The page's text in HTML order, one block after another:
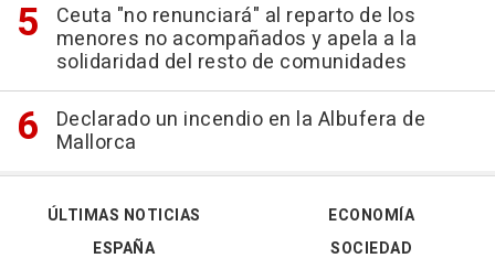
Ceuta "no renunciará" al reparto de los
menores no acompañados y apela a la
solidaridad del resto de comunidades
Declarado un incendio en la Albufera de
Mallorca
ÚLTIMAS NOTICIAS
ESPAÑA
ECONOMÍA
SOCIEDAD